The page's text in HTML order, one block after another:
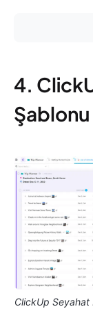
4.
Şablonu
ClickUp Seyahat